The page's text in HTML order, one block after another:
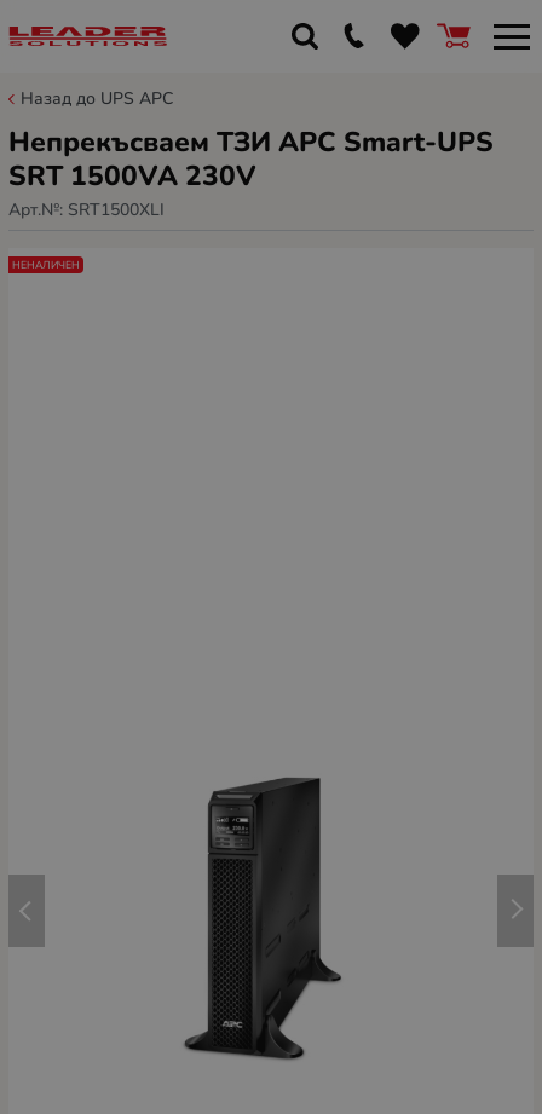
Назад до UPS APC
Непрекъсваем ТЗИ APC Smart-UPS
SRT 1500VA 230V
Арт.№: SRT1500XLI
НЕНАЛИЧЕН